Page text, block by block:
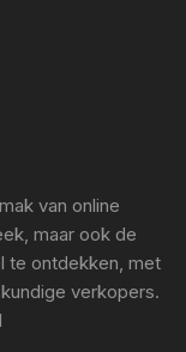
van online
maar ook de
te ontdekken, met
verkopers.